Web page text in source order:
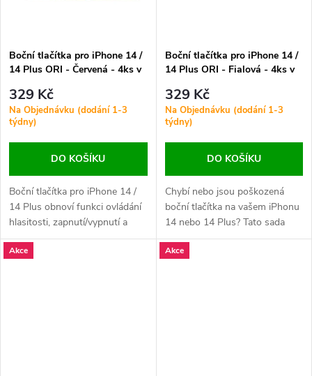
Boční tlačítka pro iPhone 14 /
14 Plus ORI - Červená - 4ks v
329 Kč
Na Objednávku (dodání 1-3
týdny)
DO KOŠÍKU
Boční tlačítka pro iPhone 14 /
14 Plus obnoví funkci ovládání
hlasitosti, zapnutí/vypnutí a
přepnutí do tichého režimu.
Ideální pro opravy nefunkčních
Boční tlačítka pro iPhone 14 /
14 Plus ORI - Fialová - 4ks v
329 Kč
Na Objednávku (dodání 1-3
týdny)
DO KOŠÍKU
Chybí nebo jsou poškozená
boční tlačítka na vašem iPhonu
14 nebo 14 Plus? Tato sada
obsahuje náhradní tlačítka pro
ovládání hlasitosti, napájení a
Akce Akce